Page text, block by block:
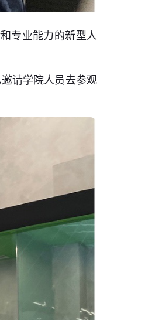
专业能力的新型人
请学院人员去参观